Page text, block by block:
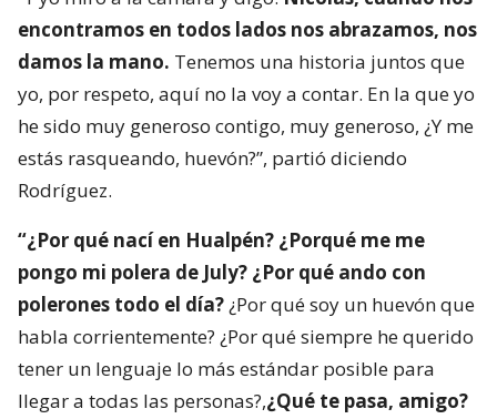
encontramos en todos lados nos abrazamos, nos
damos la mano. Tenemos una historia juntos que
yo, por respeto, aquí no la voy a contar. En la que yo
he sido muy generoso contigo, muy generoso, ¿Y me
estás rasqueando, huevón?”, partió diciendo
Rodríguez.
“¿Por qué nací en Hualpén? ¿Porqué me me
pongo mi polera de July? ¿Por qué ando con
polerones todo el día?¿Por qué soy un huevón que
habla corrientemente? ¿Por qué siempre he querido
tener un lenguaje lo más estándar posible para
llegar a todas las personas?,¿Qué te pasa, amigo?